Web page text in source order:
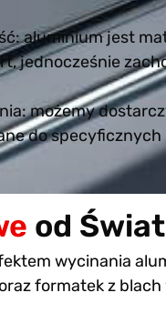
aluminium jest
jednocześnie
możemy
do
od
wycinania
formatek z